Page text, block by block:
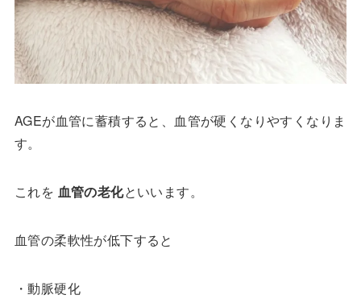
AGEが血管に蓄積すると、血管が硬くなりやすくなりま
す。
これを 血管の老化といいます。
血管の柔軟性が低下すると
・動脈硬化